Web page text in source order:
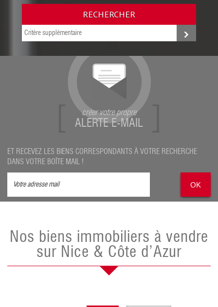
RECHERCHER
Critère supplémentaire
créer votre propre
ALERTE E-MAIL
ET RECEVEZ LES BIENS CORRESPONDANTS À VOTRE RECHERCHE
DANS VOTRE BOÎTE MAIL !
OK
Nos biens immobiliers à vendre
sur Nice & Côte d’Azur